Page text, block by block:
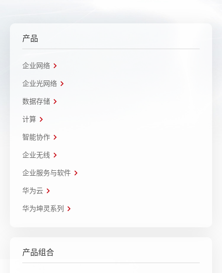
产品
企业网络
企业光网络
数据存储
计算
智能协作
企业无线
企业服务与软件
华为云
华为坤灵系列
产品组合